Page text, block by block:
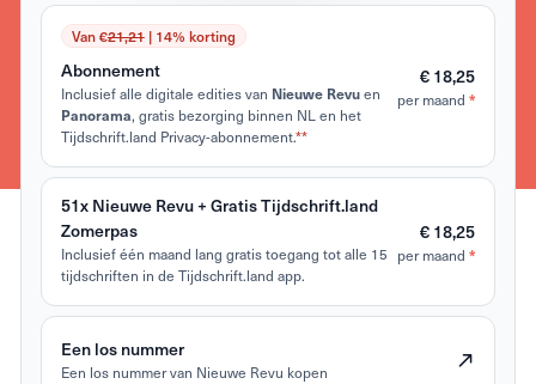
Van €21,21| 14% korting
Abonnement
Inclusief alle digitale edities van Nieuwe Revuen
Panorama, gratis bezorging binnen NL en het
Tijdschrift.land Privacy-abonnement.**
€ 18,25
per maand *
51x Nieuwe Revu + Gratis Tijdschrift.land
Zomerpas
Inclusief één maand lang gratis toegang tot alle 15
tijdschriften in de Tijdschrift.land app.
€ 18,25
per maand *
Een los nummer
Een los nummer van Nieuwe Revu kopen